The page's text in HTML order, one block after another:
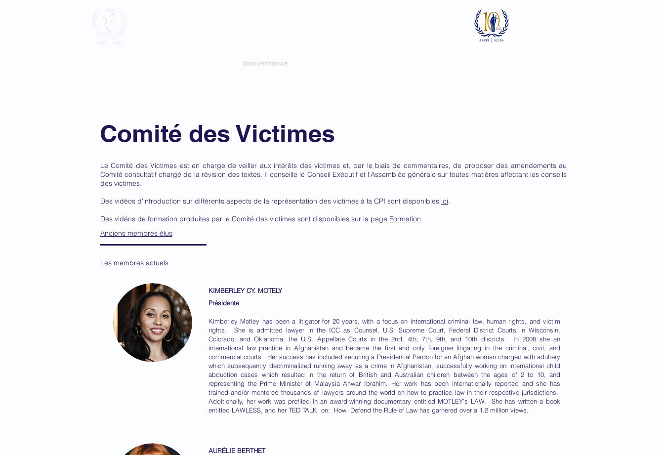
Gouvernance
Comité des Victimes
Le Comité des Victimes est en charge de veiller aux intérêts des victimes et, par le biais de commentaires, de proposer des amendements au
Comité consultatif chargé de la révision des textes. Il conseille le Conseil Exécutif et l’Assemblée générale sur toutes matières affectant les conseils
des victimes.
Des vidéos d'introduction sur différents aspects de la représentation des victimes à la CPI sont disponibles ici.
Des vidéos de formation produites par le Comité des victimes sont disponibles sur la page Formation.
Anciens membres élus
Les membres actuels
KIMBERLEY CY. MOTELY
Présidente
Kimberley Motley has been a litigator for 20 years, with a focus on international criminal law, human rights, and victim
rights. She is admitted lawyer in the ICC as Counsel, U.S. Supreme Court, Federal District Courts in Wisconsin,
Colorado, and Oklahoma, the U.S. Appellate Courts in the 2nd, 4th, 7th, 9th, and 10th districts. In 2008 she an
international law practice in Afghanistan and became the first and only foreigner litigating in the criminal, civil, and
commercial courts. Her success has included securing a Presidential Pardon for an Afghan woman charged with adultery
which subsequently decriminalized running away as a crime in Afghanistan, successfully working on international child
abduction cases which resulted in the return of British and Australian children between the ages of 2 to 10, and
representing the Prime Minister of Malaysia Anwar Ibrahim. Her work has been internationally reported and she has
trained and/or mentored thousands of lawyers around the world on how to practice law in their respective jurisdictions.
Additionally, her work was profiled in an award-winning documentary entitled MOTLEY’s LAW. She has written a book
entitled LAWLESS, and her TED TALK on: How Defend the Rule of Law has garnered over a 1.2 million views.
AURÉLIE BERTHET